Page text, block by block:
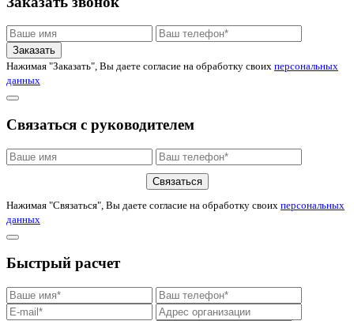
Заказать
Нажимая "Заказать", Вы даете согласие на обработку своих персональных
данных
Связаться с руководителем
Связаться
Нажимая "Связаться", Вы даете согласие на обработку своих персональных
данных
Быстрый расчет